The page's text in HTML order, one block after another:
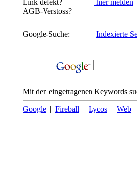
Link defekt?
AGB-Verstoss?
hier melden
Google-Suche: Indexierte
Mit den eingetragenen Keywords
Google | Fireball | Lycos | Web